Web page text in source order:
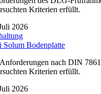
Kriterien erfüllt.
2026
Solum Bodenplatte
nach DIN
Kriterien erfüllt.
2026